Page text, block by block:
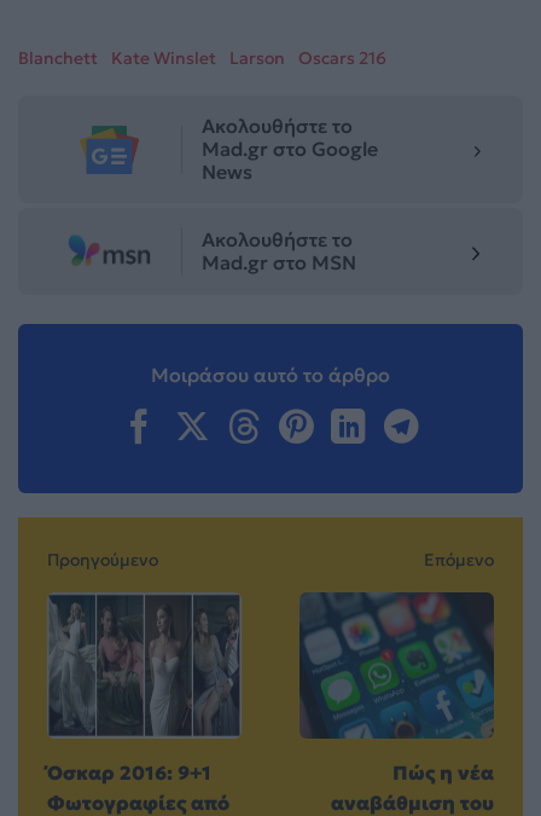
Blanchett Kate Winslet Larson Oscars 216
Ακολουθήστε το
Mad.gr στο Google
News
Ακολουθήστε το
Mad.gr στο MSN
Μοιράσου αυτό το άρθρο
Προηγούμενο
Όσκαρ 2016: 9+1
Φωτογραφίες από
Επόμενο
Πώς η νέα
αναβάθμιση του